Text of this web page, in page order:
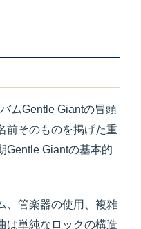
ムGentle Giantの冒頭
前そのものを掲げた重
Gentle Giantの基本的
、管楽器の使用、複雑
は単純なロックの構造